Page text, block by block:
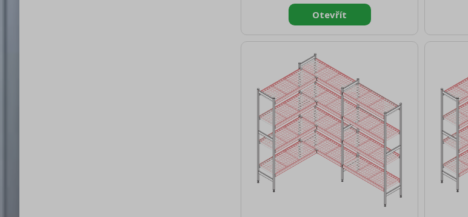
Materiál: ABS plast